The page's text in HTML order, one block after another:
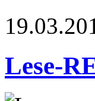
Lese-